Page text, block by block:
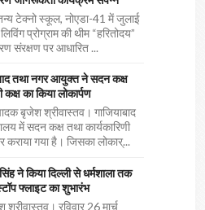
टेक्नो स्कूल, नोएडा-41 में जुलाई
प्रोग्राम की थीम “हरितोदय”
संरक्षण पर आधारित ...
तथा नगर आयुक्त ने सदन कक्ष
कक्ष का किया लोकार्पण
बृजेश श्रीवास्तव। गाजियाबाद
में सदन कक्ष तथा कार्यकारिणी
कराया गया है। जिसका लोकार्...
ने किया दिल्ली से धर्मशाला तक
फ्लाइट का शुभारंभ
रविवार 26 मार्च